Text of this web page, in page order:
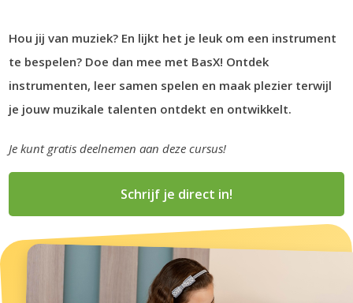
Hou jij van muziek? En lijkt het je leuk om een instrument
te bespelen? Doe dan mee met BasX! Ontdek
instrumenten, leer samen spelen en maak plezier terwijl
je jouw muzikale talenten ontdekt en ontwikkelt.
Je kunt gratis deelnemen aan deze cursus!
Schrijf je direct in!